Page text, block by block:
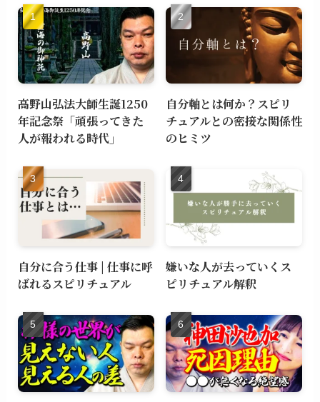
高野山弘法大師生誕1250
年記念祭「頑張ってきた
人が報われる時代」
自分軸とは何か？スピリ
チュアルとの密接な関係性
のヒミツ
自分に合う仕事 | 仕事に呼
ばれるスピリチュアル
嫌いな人が去っていくス
ピリチュアル解釈